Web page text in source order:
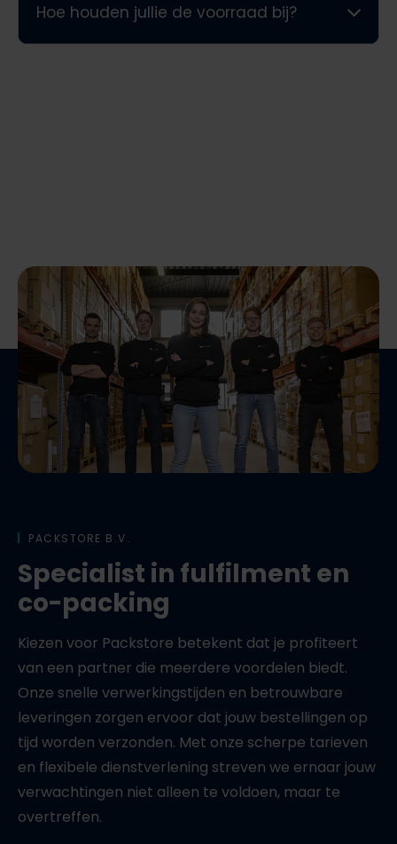
Hoe houden jullie de voorraad bij?
PACKSTORE B.V.
Specialist in fulfilment en
co-packing
Kiezen voor Packstore betekent dat je profiteert
van een partner die meerdere voordelen biedt.
Onze snelle verwerkingstijden en betrouwbare
leveringen zorgen ervoor dat jouw bestellingen op
tijd worden verzonden. Met onze scherpe tarieven
en flexibele dienstverlening streven we ernaar jouw
verwachtingen niet alleen te voldoen, maar te
overtreffen.